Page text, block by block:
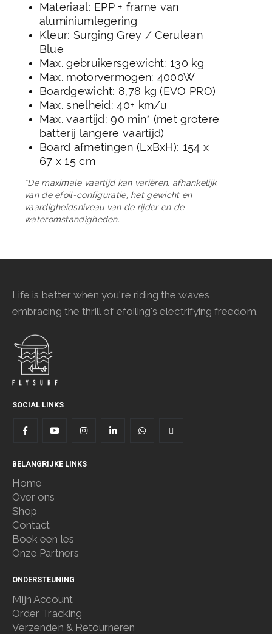
Materiaal: EPP + frame van
aluminiumlegering
Kleur: Surging Grey / Cerulean
Blue
Max. gebruikersgewicht: 130 kg
Max. motorvermogen: 4000W
Boardgewicht: 8,78 kg (EVO PRO)
Max. snelheid: 40+ km/u
Max. vaartijd: 90 min* (met grotere
batterij langere vaartijd)
Board afmetingen (LxBxH): 154 x
67 x 15 cm
*De maximale vaartijd kan variëren, afhankelijk
van de efoil-configuratie, het gewicht en
vaardigheidsniveau van de rijder en de
wateromstandigheden.
Life is better when you're riding the waves,
embracing the thrill of efoiling's electrifying freedom.
SOCIAL LINKS
BELANGRIJKE LINKS
Home
Over ons
Shop
Contact
Boek een les
Onze Partners
ONDERSTEUNING
Mijn Account
Order Tracking
Verzenden & Retourneren